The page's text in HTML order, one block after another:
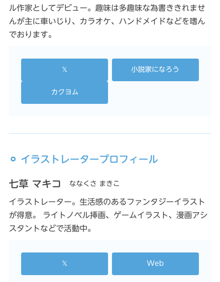
ル作家としてデビュー。趣味は多趣味な為書ききれませ
んが主に車いじり、カラオケ、ハンドメイドなどを嗜ん
でおります。
𝕏 小説家になろう
カクヨム
⚪︎ イラストレータープロフィール
七草 マキコ ななくさ まきこ
イラストレーター。生活感のあるファンタジーイラスト
が得意。 ライトノベル挿画、ゲームイラスト、漫画アシ
スタントなどで活動中。
𝕏 Web